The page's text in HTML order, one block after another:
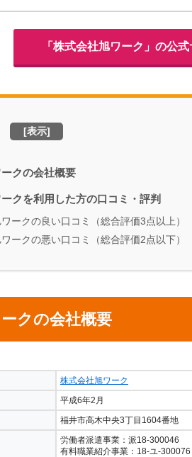
「株式会社旭ワーク」の公
[表示]
クの会社概要
クを利用した方の口コミ・評判
ークの良い口コミ（総合評価3点以上）
ークの悪い口コミ（総合評価2点以下）
クの会社概要
株式会社旭ワーク
平成6年2月
福井市高木中央3丁目1604番地
労働者派遣事業：派18-300046
有料職業紹介事業：18-ユ-300076